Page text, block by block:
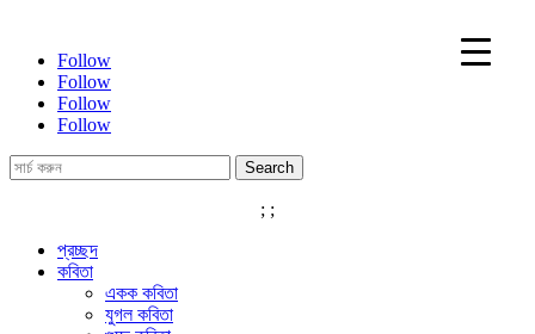
Follow
Follow
Follow
Follow
Search
for:
; ;
প্রচ্ছদ
কবিতা
একক কবিতা
যুগল কবিতা